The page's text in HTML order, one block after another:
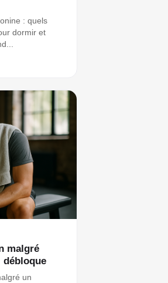
: quels
dormir et
malgré
un